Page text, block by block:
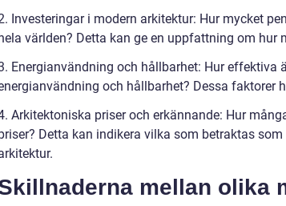
Investeringar i modern arkitektur: Hur mycket
hela världen? Detta kan ge en uppfattning om
Energianvändning och hållbarhet: Hur effektiva
och hållbarhet? Dessa faktorer
Arkitektoniska priser och erkännande: Hur
Detta kan indikera vilka som betraktas
mellan olika